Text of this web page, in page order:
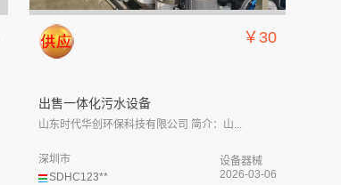
￥30
出售一体化污水设备
山东时代华创环保科技有限公司 简介：山...
SDHC123**
深圳市
设备器械
2026-03-06